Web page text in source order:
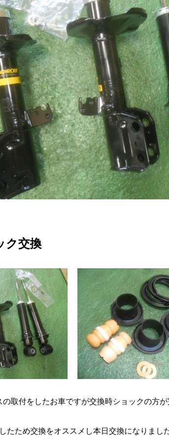
ク交換
取付をしたお車ですが交換時ショックの方が
たため交換をオススメし本日交換になりました